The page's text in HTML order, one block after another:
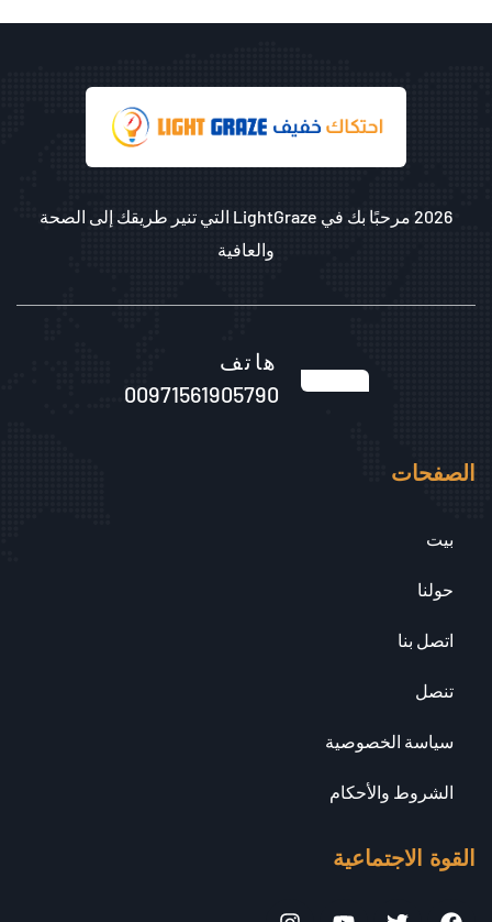
2026 مرحبًا بك في LightGraze التي تنير طريقك إلى الصحة
والعافية
هاتف
00971561905790
الصفحات
بيت
حولنا
اتصل بنا
تنصل
سياسة الخصوصية
الشروط والأحكام
القوة الاجتماعية